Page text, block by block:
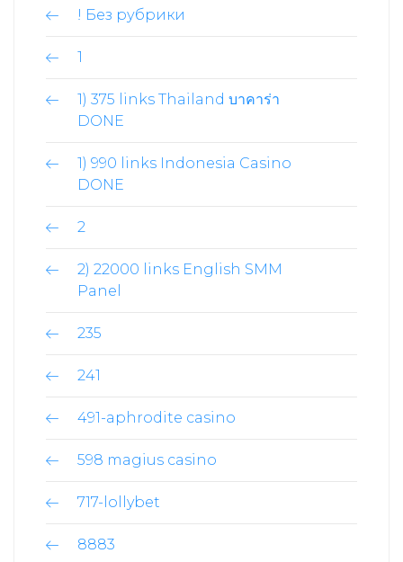
! Без рубрики
1
1) 375 links Thailand บาคาร่า
DONE
1) 990 links Indonesia Casino
DONE
2
2) 22000 links English SMM
Panel
235
241
491-aphrodite casino
598 magius casino
717-lollybet
8883